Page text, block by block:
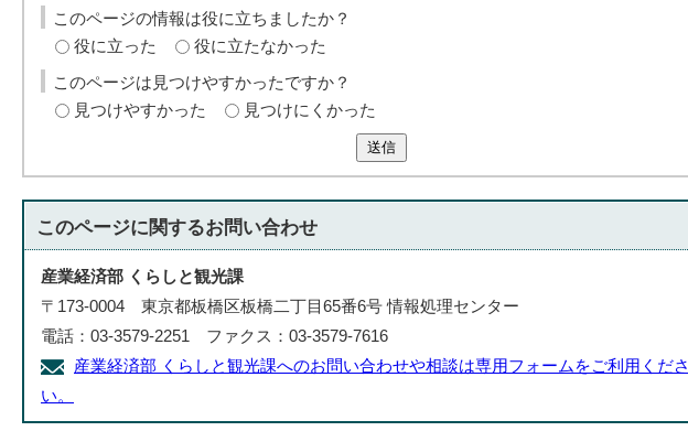
このページの情報は役に立ちましたか？
役に立った
役に立たなかった
このページは見つけやすかったですか？
見つけやすかった
見つけにくかった
送信
このページに関するお問い合わせ
産業経済部 くらしと観光課
〒173-0004 東京都板橋区板橋二丁目65番6号 情報処理センター
電話：03-3579-2251 ファクス：03-3579-7616
産業経済部 くらしと観光課へのお問い合わせや相談は専用フォームをご利用くださ
い。